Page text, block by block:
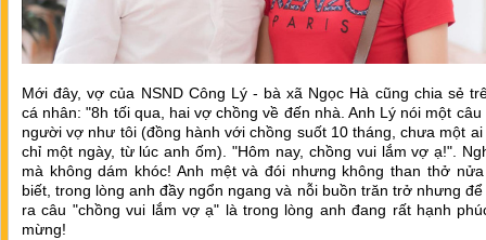
Mới đây, vợ của NSND Công Lý - bà xã Ngọc Hà cũng chia sẻ
cá nhân: "8h tối qua, hai vợ chồng về đến nhà. Anh Lý nói một câu
người vợ như tôi (đồng hành với chồng suốt 10 tháng, chưa một ai
chỉ một ngày, từ lúc anh ốm). "Hôm nay, chồng vui lắm vợ ạ!".
mà không dám khóc! Anh mệt và đói nhưng không than thở
biết, trong lòng anh đầy ngổn ngang và nỗi buồn trăn trở nhưng
ra câu "chồng vui lắm vợ ạ" là trong lòng anh đang rất hạnh
mừng!